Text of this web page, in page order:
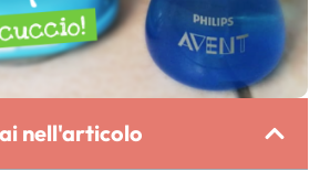
nell'articolo